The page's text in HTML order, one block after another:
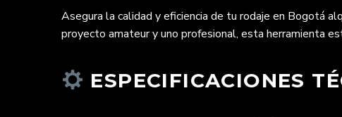
Asegura la calidad y eficiencia de tu rodaje en Bogotá
proyecto amateur y uno profesional, esta herramienta
ESPECIFICACIONES